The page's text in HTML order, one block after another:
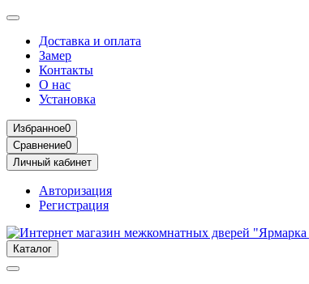
Доставка и оплата
Замер
Контакты
О нас
Установка
Избранное0
Сравнение0
Личный кабинет
Авторизация
Регистрация
Каталог